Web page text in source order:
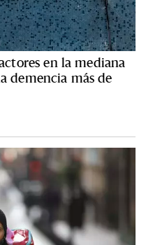
en la mediana
demencia más de